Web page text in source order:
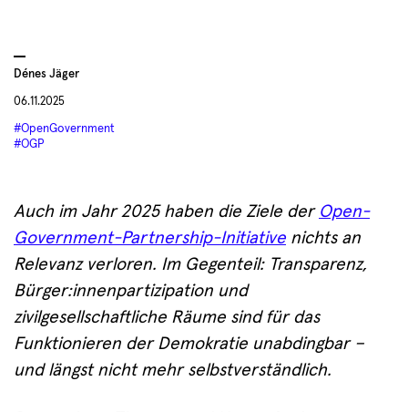
Dénes Jäger
06.11.2025
#OpenGovernment
#OGP
Auch im Jahr 2025 haben die Ziele der Open-
Government-Partnership-Initiative nichts an
Relevanz verloren. Im Gegenteil: Transparenz,
Bürger:innenpartizipation und
zivilgesellschaftliche Räume sind für das
Funktionieren der Demokratie unabdingbar –
und längst nicht mehr selbstverständlich.